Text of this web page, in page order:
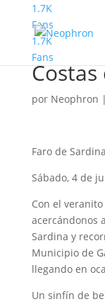
1.7K
Fans
1.7K
Fans
por Neophron |
Faro de
Sábado, 4 de
Con el
acercándonos
Sardina y
Municipio de
llegando en
Un sinfín de